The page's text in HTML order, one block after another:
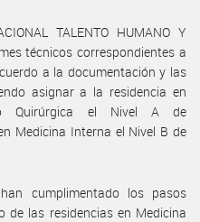
TALENTO HUMANO Y
técnicos correspondientes a
a la documentación y las
asignar a la residencia en
Quirúrgica el Nivel A de
Medicina Interna el Nivel B de
cumplimentado los pasos
de las residencias en Medicina